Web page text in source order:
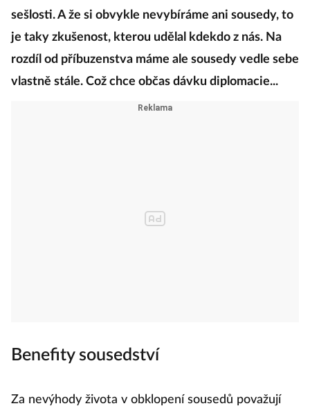
sešlosti. A že si obvykle nevybíráme ani sousedy, to
je taky zkušenost, kterou udělal kdekdo z nás. Na
rozdíl od příbuzenstva máme ale sousedy vedle sebe
vlastně stále. Což chce občas dávku diplomacie...
Benefity sousedství
Za nevýhody života v obklopení sousedů považují